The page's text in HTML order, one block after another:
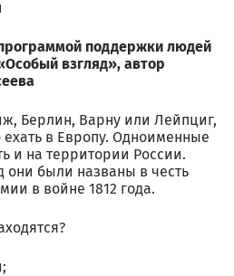
поддержки людей
взгляд», автор
Берлин, Варну или Лейпциг,
ехать в Европу. Одноименные
и на территории России.
они были названы в честь
в войне 1812 года.